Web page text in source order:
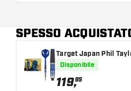
Colore principale
SPESSO
Disponibile
119,95